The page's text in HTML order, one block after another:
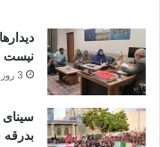
نیست
3 روز پیش